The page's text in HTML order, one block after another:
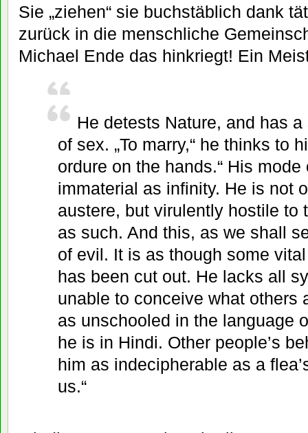
Sie „ziehen“ sie buchstäblich dank
zurück in die menschliche
Michael Ende das hinkriegt! Ein
He detests Nature, and has
of sex. „To marry,“ he thinks to
ordure on the hands.“ His
immaterial as infinity. He is not
austere, but virulently hostile to
as such. And this, as we shall
of evil. It is as though some
has been cut out. He lacks all
unable to conceive what others
as unschooled in the language
he is in Hindi. Other people’s
him as indecipherable as a
us.“